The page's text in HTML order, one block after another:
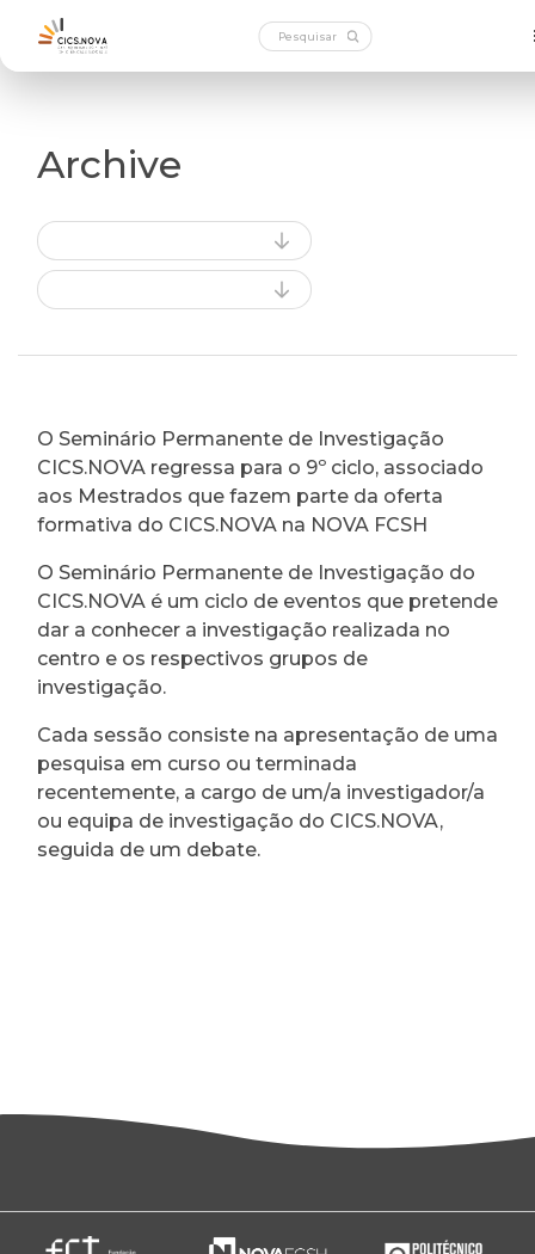
Archive
O Seminário Permanente de Investigação
CICS.NOVA regressa para o 9º ciclo, associado
aos Mestrados que fazem parte da oferta
formativa do CICS.NOVA na NOVA FCSH
O Seminário Permanente de Investigação do
CICS.NOVA é um ciclo de eventos que pretende
dar a conhecer a investigação realizada no
centro e os respectivos grupos de
investigação.
Cada sessão consiste na apresentação de uma
pesquisa em curso ou terminada
recentemente, a cargo de um/a investigador/a
ou equipa de investigação do CICS.NOVA,
seguida de um debate.